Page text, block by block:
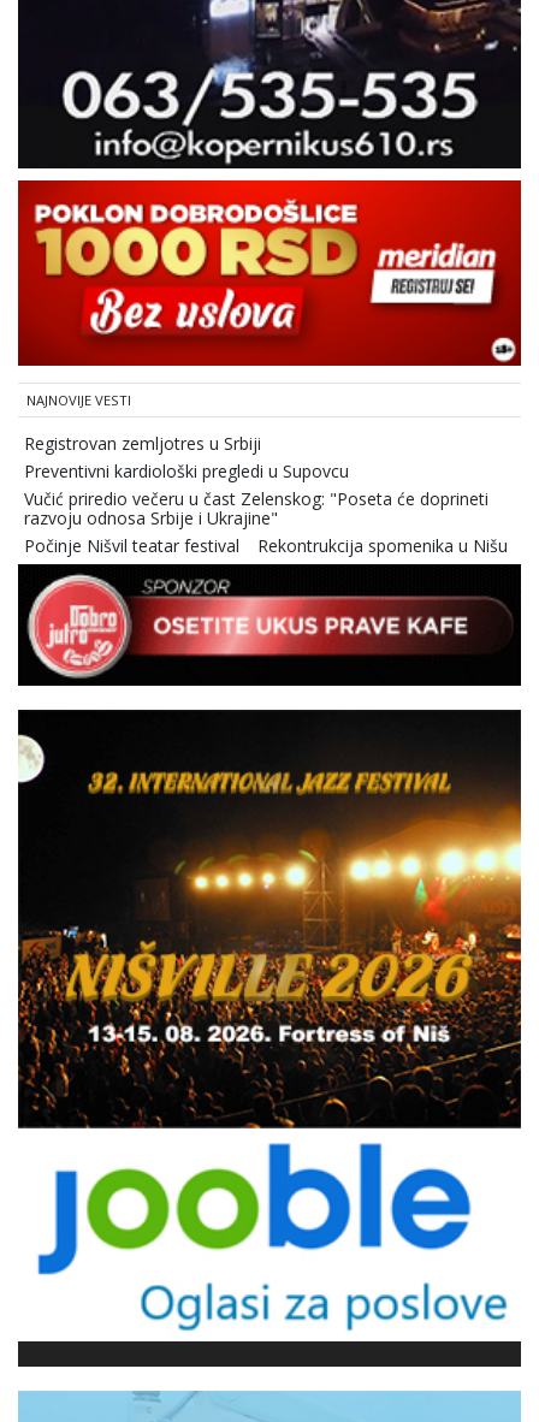
NAJNOVIJE VESTI
Registrovan zemljotres u Srbiji
Preventivni kardiološki pregledi u Supovcu
Vučić priredio večeru u čast Zelenskog: "Poseta će doprineti
razvoju odnosa Srbije i Ukrajine"
Počinje Nišvil teatar festival
Rekontrukcija spomenika u Nišu